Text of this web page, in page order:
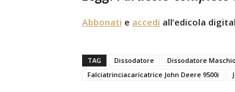
Abbonati e accedi all’edicola
TAG Dissodatore Dissodatore
Falciatrinciacaricatrice John Deere 9500i